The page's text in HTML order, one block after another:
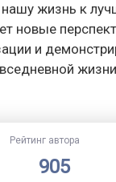
жизнь к
новые
и
Рейтинг автора
905